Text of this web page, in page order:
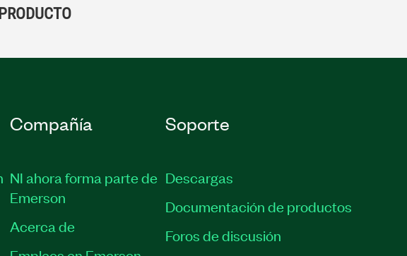
Compañía
NI ahora forma parte de
Emerson
Acerca de
Soporte
Descargas
Documentación de productos
Foros de discusión